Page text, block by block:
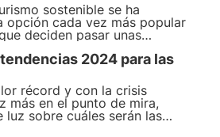
sostenible se ha
opción cada vez más popular
deciden pasar unas
artículo nos adentramos en el
en alza tanto para los
los establecimientos de
2024 para las
récord y con la crisis
más en el punto de mira,
luz sobre cuáles serán las
para el mundo